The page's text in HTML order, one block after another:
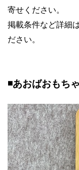
寄せください。
掲載条件など詳細
ださい。
◾️あおばおもち